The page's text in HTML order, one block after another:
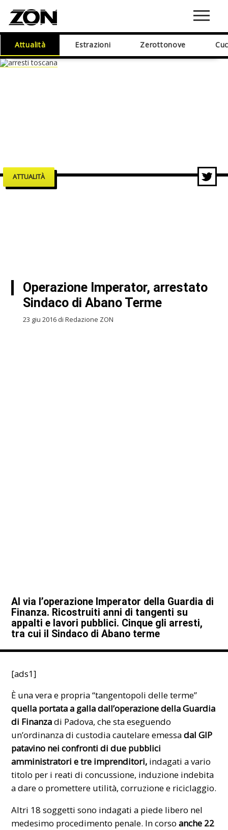
Attualità Estrazioni Zerottonove
ATTUALITÀ
Operazione Imperator, arrestato
Sindaco di Abano Terme
23 giu 2016 di Redazione ZON
Al via l’operazione Imperator della Guardia di
Finanza. Ricostruiti anni di tangenti su
appalti e lavori pubblici. Cinque gli arresti,
tra cui il Sindaco di Abano terme
[ads1]
È una vera e propria “tangentopoli delle terme”
quella portata a galla dall’operazione della Guardia
di Finanzadi Padova, che sta eseguendo
un’ordinanza di custodia cautelare emessadal GIP
patavino nei confronti di due pubblici
amministratori e tre imprenditori, indagati a vario
titolo per i reati di concussione, induzione indebita
a dare o promettere utilità, corruzione e riciclaggio.
Altri 18 soggetti sono indagati a piede libero nel
medesimo procedimento penale. In corso anche 22